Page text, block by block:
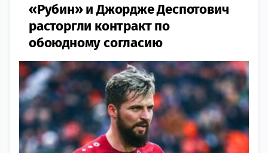
«Рубин» и Джордже Деспотович
расторгли контракт по
обоюдному согласию